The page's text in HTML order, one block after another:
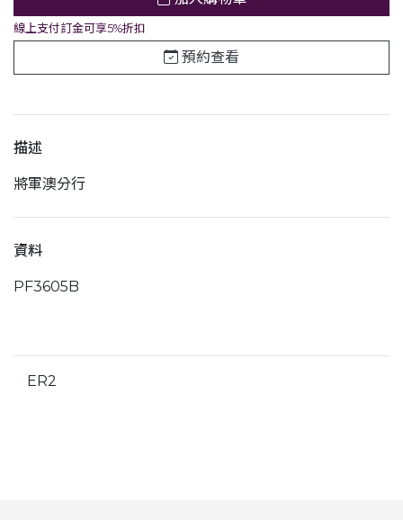
線上支付訂金可享5%折扣
預約查看
描述
將軍澳分行
資料
PF3605B
ER2